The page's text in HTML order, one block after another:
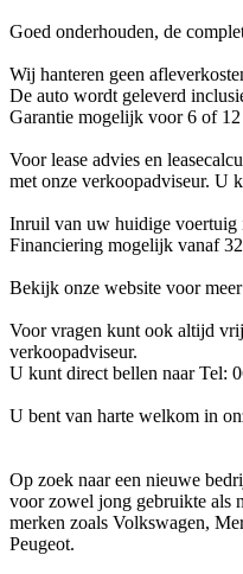
Goed onderhouden, de
Wij hanteren geen
De auto wordt geleverd
Garantie mogelijk voor 6 of 12
Voor lease advies en
met onze verkoopadviseur. U
Inruil van uw huidige voertuig
Financiering mogelijk vanaf
Bekijk onze website voor
Voor vragen kunt ook altijd
verkoopadviseur.
U kunt direct bellen naar Tel:
U bent van harte welkom in
Op zoek naar een nieuwe
voor zowel jong gebruikte als
merken zoals Volkswagen,
Peugeot.